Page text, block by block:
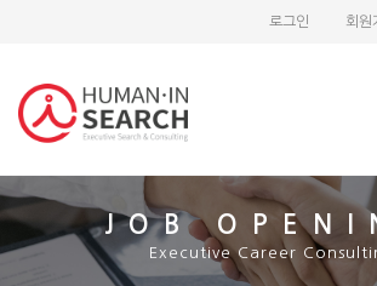
로그인 회원
JOB
Executive Career